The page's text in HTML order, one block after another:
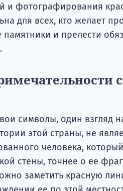
и фотографирования
для всех, кто желает
и прелести
символы, один взгляд
этой страны, не
человека,
стены, точнее о ее
заметить красную